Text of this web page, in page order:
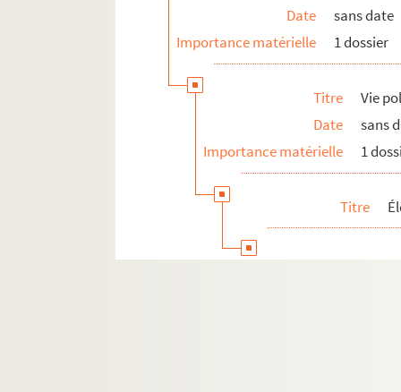
Déplacements en France : Pays de la
Déplacements en France : Provence-
Déplacements en France :
FSC-001899. Déplacements en France :
FSC-001900. Déplacements en France :
Déplacements en France : La Réunion
FSC-001902. Déplacements en France
Déplacements en France : Polynésie
Date
sans date
Importance matérielle
1 dossier
Titre
Vie
Date
sans
Importance matérielle
1
Titre